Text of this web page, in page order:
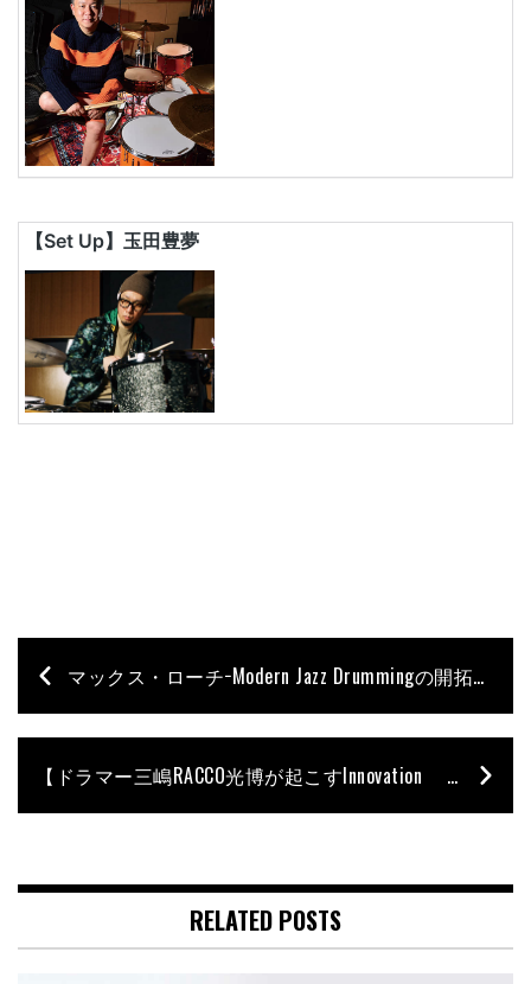
マックス・ローチ−Modern Jazz Drummingの開拓者−
【ドラマー三嶋RACCO光博が起こすInnovation “the RACCO WORKS”】 1st Innovation：Music×Business（後編）
RELATED POSTS